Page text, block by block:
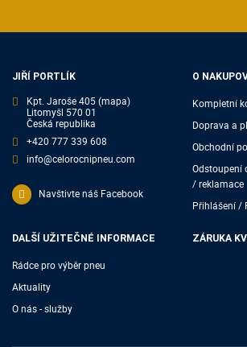
JIŘÍ PORTLÍK
Kpt. Jaroše 405(mapa)
Litomyšl 570 01
Česká republika
+420 777 339 608
info@celorocnipneu.com
Navštivte náš Facebook
O
Kompletní
Doprava a
Obchodní
Odstoupení
/ reklamace
Přihlášení /
DALŠÍ UŽITEČNÉ INFORMACE
Rádce pro výběr pneu
Aktuality
O nás - služby
ZÁRUKA